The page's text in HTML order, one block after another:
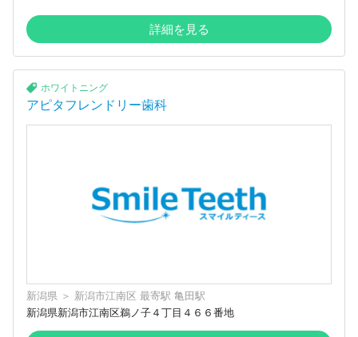
詳細を見る
ホワイトニング
アピタフレンドリー歯科
新潟県 ＞ 新潟市江南区 最寄駅 亀田駅
新潟県新潟市江南区鵜ノ子４丁目４６６番地